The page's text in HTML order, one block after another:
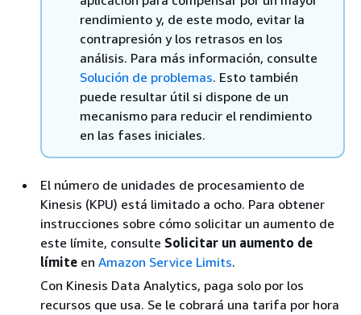
rendimiento y, de este modo, evitar la
contrapresión y los retrasos en los
análisis. Para más información, consulte
Solución de problemas. Esto también
puede resultar útil si dispone de un
mecanismo para reducir el rendimiento
en las fases iniciales.
El número de unidades de procesamiento de
Kinesis (KPU) está limitado a ocho. Para obtener
instrucciones sobre cómo solicitar un aumento de
este límite, consulte Solicitar un aumento de
límite en Amazon Service Limits.
Con Kinesis Data Analytics, paga solo por los
recursos que usa. Se le cobrará una tarifa por hora